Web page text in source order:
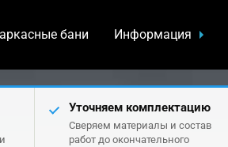
бани Информация
Уточняем комплектацию
Сверяем материалы и состав
работ до окончательного